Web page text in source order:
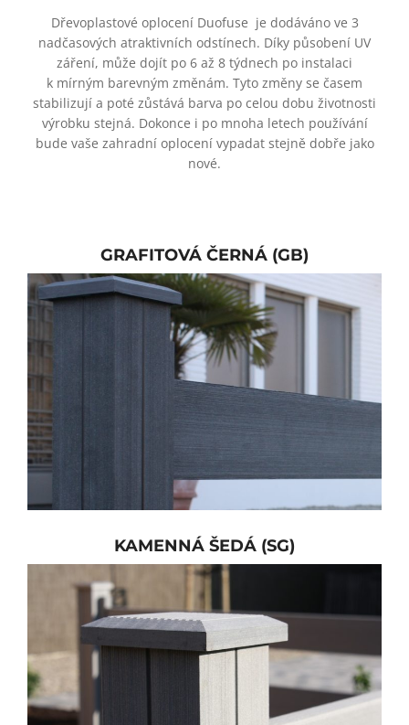
Dřevoplastové oplocení Duofuse je dodáváno ve 3
nadčasových atraktivních odstínech. Díky působení UV
záření, může dojít po 6 až 8 týdnech po instalaci
k mírným barevným změnám. Tyto změny se časem
stabilizují a poté zůstává barva po celou dobu životnosti
výrobku stejná. Dokonce i po mnoha letech používání
bude vaše zahradní oplocení vypadat stejně dobře jako
nové.
GRAFITOVÁ ČERNÁ (GB)
KAMENNÁ ŠEDÁ (SG)